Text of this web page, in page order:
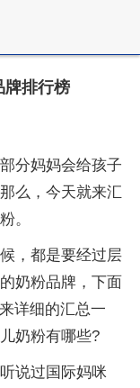
牌排行榜
分妈妈会给孩子
么，今天就来汇
。
，都是要经过层
奶粉品牌，下面
详细的汇总一
奶粉有哪些?
说过国际妈咪